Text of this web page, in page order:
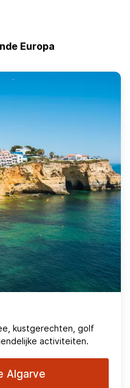
Europa
kustgerechten, golf
activiteiten.
Algarve